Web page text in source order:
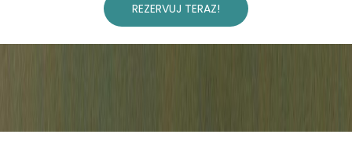
REZERVUJ TERAZ!